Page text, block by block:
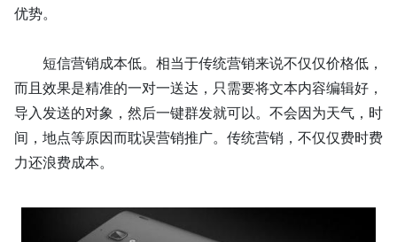
优势。
短信营销成本低。 相当于传统营销来说不仅仅价格低，
而且效果是精准的一对一送达 ，只需要将文本内容编辑好，
导入发送的对象， 然后一键群发就可以 。 不会因为天气，时
间，地点等原因而耽误营销推广。传统营销，不仅仅费时费
力还浪费成本。